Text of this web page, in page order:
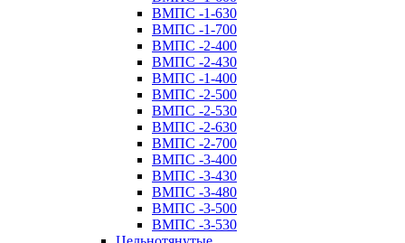
ВМПС -1-630
ВМПС -1-700
ВМПС -2-400
ВМПС -2-430
ВМПС -1-400
ВМПС -2-500
ВМПС -2-530
ВМПС -2-630
ВМПС -2-700
ВМПС -3-400
ВМПС -3-430
ВМПС -3-480
ВМПС -3-500
ВМПС -3-530